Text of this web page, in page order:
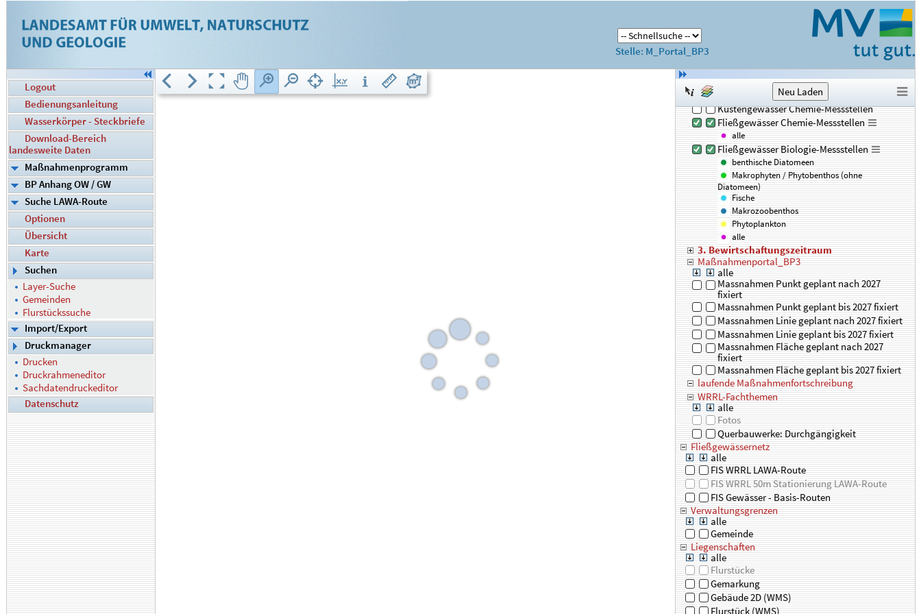
Stelle: M_Portal_BP3
Logout
Bedienungsanleitung
Wasserkörper - Steckbriefe
Download-Bereich
landesweite Daten
Maßnahmenprogramm
BP Anhang OW / GW
Suche LAWA-Route
Optionen
Übersicht
Karte
Suchen
Layer-Suche
Gemeinden
Flurstückssuche
Import/Export
Druckmanager
Drucken
Druckrahmeneditor
Sachdatendruckeditor
Datenschutz
WRRL
Monitoring
Grundwasser-Menge-Messstellen
Grundwasser-Güte-Messstellen
Küstengewässer Biologie-Messstellen
Küstengewässer Chemie-Messstellen
Fließgewässer Chemie-Messstellen
alle
Fließgewässer Biologie-Messstellen
benthische Diatomeen
Makrophyten / Phytobenthos (ohne
Diatomeen)
Fische
Makrozoobenthos
Phytoplankton
alle
3. Bewirtschaftungszeitraum
Maßnahmenportal_BP3
alle
Massnahmen Punkt geplant nach 2027
fixiert
Massnahmen Punkt geplant bis 2027 fixiert
Massnahmen Linie geplant nach 2027 fixiert
Massnahmen Linie geplant bis 2027 fixiert
Massnahmen Fläche geplant nach 2027
fixiert
Massnahmen Fläche geplant bis 2027 fixiert
laufende Maßnahmenfortschreibung
WRRL-Fachthemen
alle
Fotos
Querbauwerke: Durchgängigkeit
Fließgewässernetz
alle
FIS WRRL LAWA-Route
FIS WRRL 50m Stationierung LAWA-Route
FIS Gewässer - Basis-Routen
Verwaltungsgrenzen
alle
Gemeinde
Liegenschaften
alle
Flurstücke
Gemarkung
Gebäude 2D (WMS)
Flurstück (WMS)